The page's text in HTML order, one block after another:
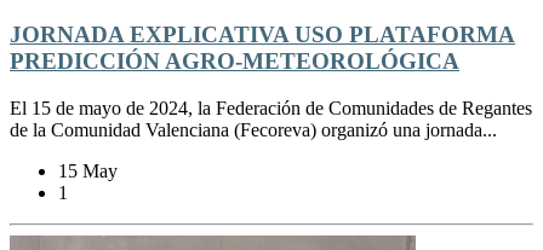
JORNADA EXPLICATIVA USO PLATAFORMA
PREDICCIÓN AGRO-METEOROLÓGICA
El 15 de mayo de 2024, la Federación de Comunidades de Regantes
de la Comunidad Valenciana (Fecoreva) organizó una jornada...
15 May
1